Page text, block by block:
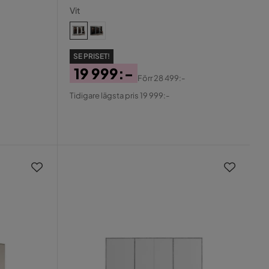
Vit
SE PRISET!
Pris
19 999:-
Original
Förr28 499:-
Tidigare lägsta pris 19 999:-